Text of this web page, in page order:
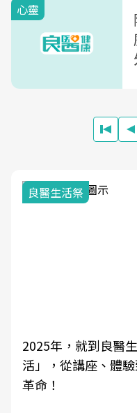
心靈
我與健康韌性的距離
良醫健康網從「換
學觀點與日常感受
知，進而引導實際